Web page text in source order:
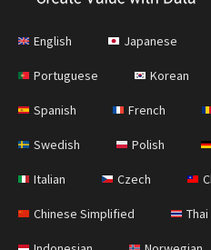
English Japanese
Portuguese Korean
Spanish French
Swedish Polish
Italian Czech
Chinese Simplified Thai